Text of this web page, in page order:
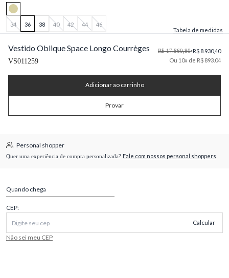
34 36 38 40 42 44
46
Tabela de medidas
Vestido Oblique Space Longo Courrèges
VS011259
R$ 17.860,80•R$ 8.930,40
Ou 10x de R$ 893.04
Adicionar ao carrinho
Provar
Personal shopper
Quer uma experiência de compra personalizada? Fale com nossos personal shoppers
Quando chega
CEP:
Calcular
Não sei meu CEP